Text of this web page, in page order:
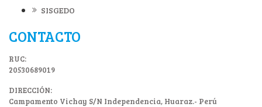
SISGEDO
CONTACTO
RUC:
20530689019
DIRECCIÓN:
Campamento Vichay S/N Independencia, Huaraz.- Perú